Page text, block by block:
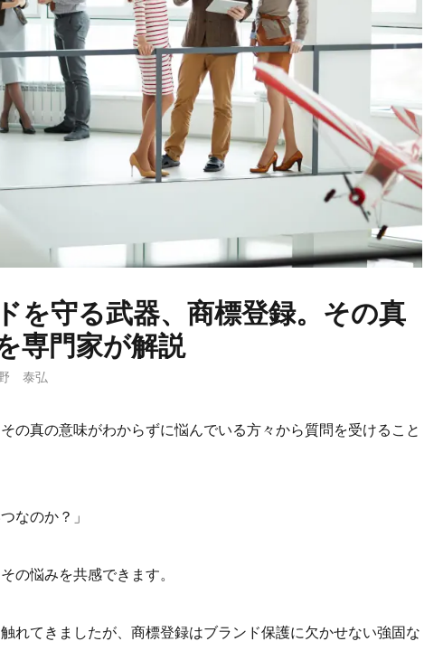
を守る武器、商標登録。その真
専門家が解説
泰弘
の真の意味がわからずに悩んでいる方々から質問を受けること
なのか？」
の悩みを共感できます。
れてきましたが、商標登録はブランド保護に欠かせない強固な